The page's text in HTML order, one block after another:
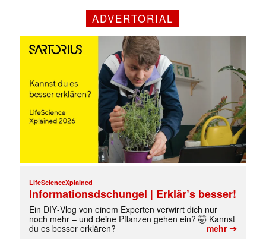
ADVERTORIAL
LifeScienceXplained
Informationsdschungel | Erklär’s besser!
Ein DIY‑Vlog von einem Experten verwirrt dich nur
noch mehr – und deine Pflanzen gehen ein? 🤯 Kannst
du es besser erklären?
mehr➔